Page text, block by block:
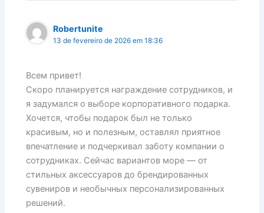
Robertunite
13 de fevereiro de 2026 em 18:36
Всем привет!
Скоро планируется награждение сотрудников, и
я задумался о выборе корпоративного подарка.
Хочется, чтобы подарок был не только
красивым, но и полезным, оставлял приятное
впечатление и подчеркивал заботу компании о
сотрудниках. Сейчас вариантов море — от
стильных аксессуаров до брендированных
сувениров и необычных персонализированных
решений.